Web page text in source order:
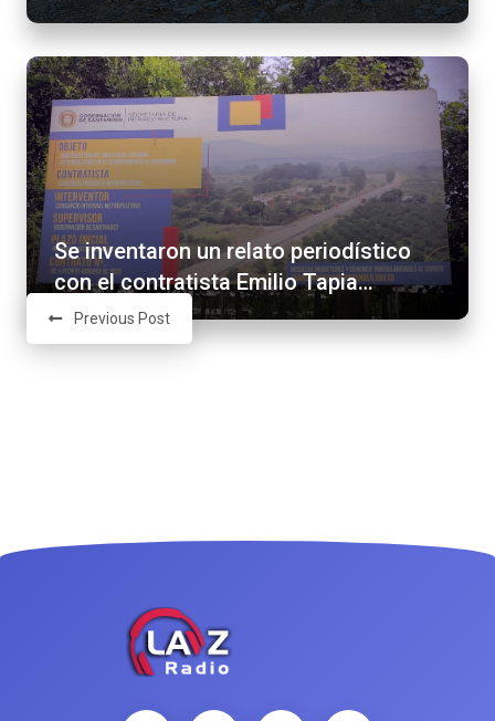
Se inventaron un relato periodístico
con el contratista Emilio Tapia…
Previous Post